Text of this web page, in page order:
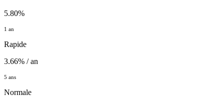
5.80%
1 an
Rapide
3.66% / an
5 ans
Normale